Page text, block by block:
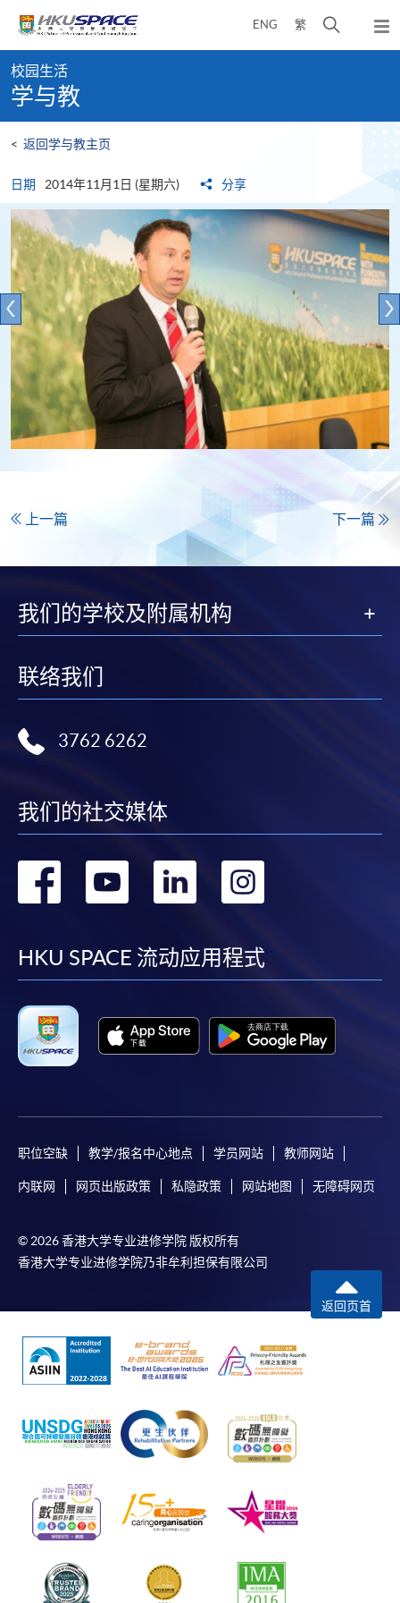
content
ENG 繁
开
弹
出
content
start
校园生活
学与教
< 返回学与教主页
日期 2014年11月1日 (星期六) 分享
上一篇 下一篇
我们的学校及附属机构
联络我们
3762 6262
我们的社交媒体
转
facebook
转
youtube
转
linkedin
转
HKU SPACE 流动应用程式
职位空缺 教学/报名中心地点 学员网站 教师网站
内联网 网页出版政策 私隐政策 网站地图 无障碍网页
© 2026 香港大学专业进修学院 版权所有
香港大学专业进修学院乃非牟利担保有限公司
返回页首